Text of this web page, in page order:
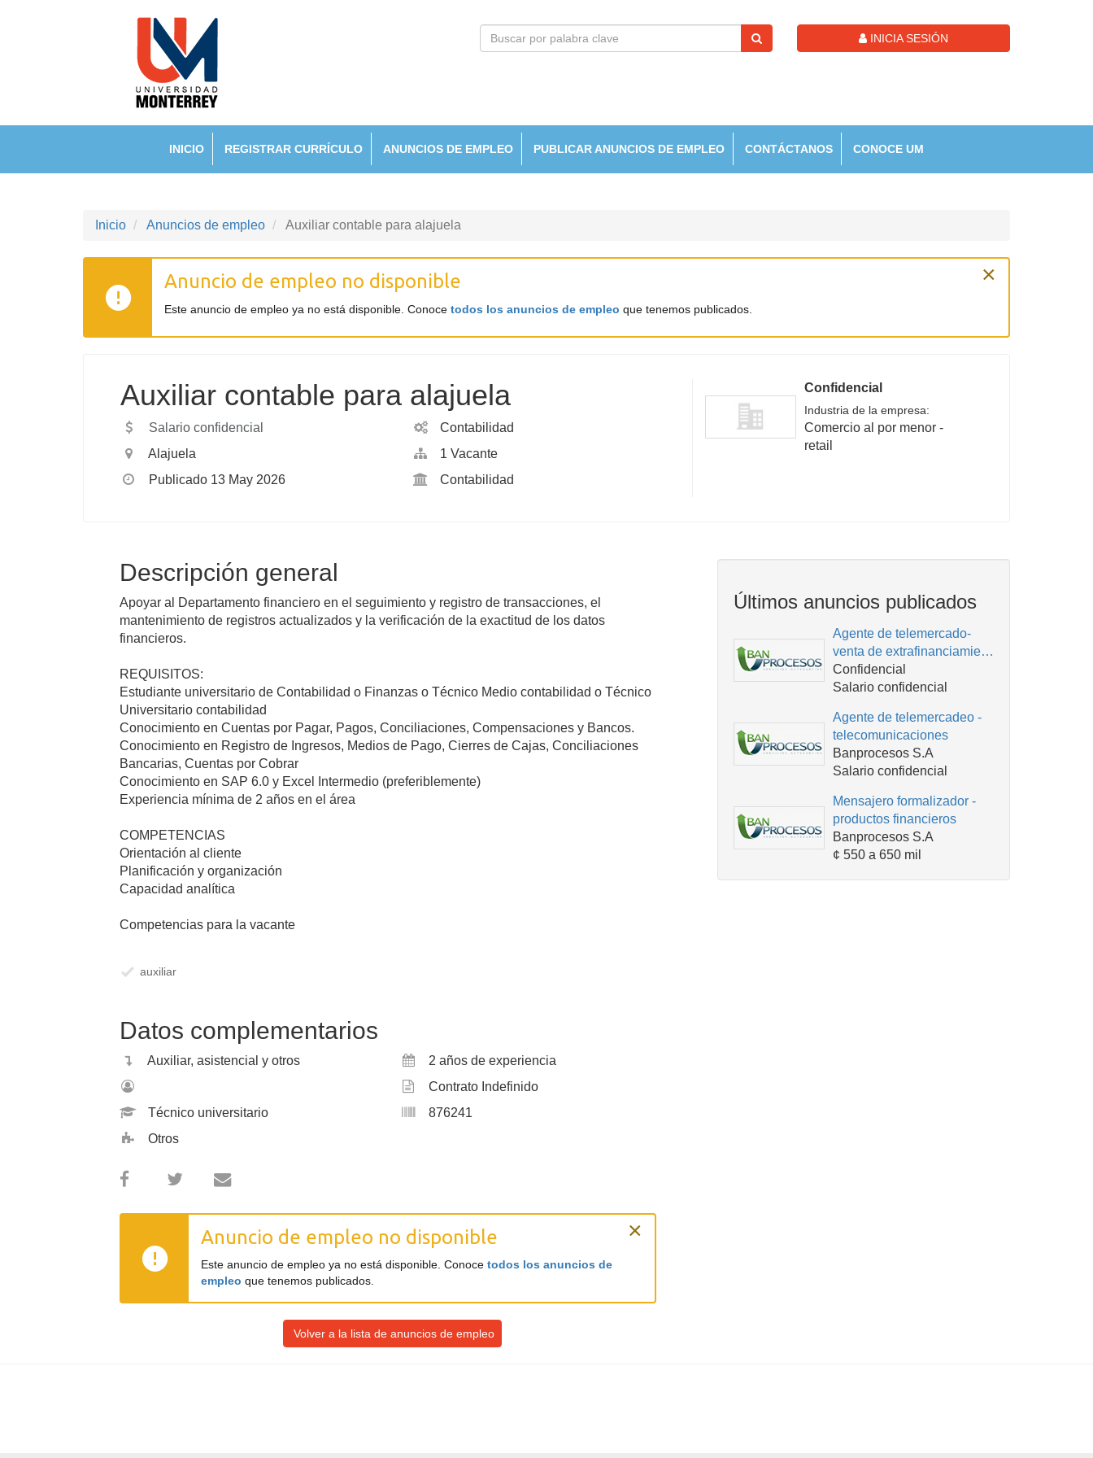
INICIA SESIÓN
INICIO REGISTRAR CURRÍCULO ANUNCIOS DE EMPLEO PUBLICAR ANUNCIOS DE EMPLEO CONTÁCTANOS CONOCE UM
Inicio Anuncios de empleo Auxiliar contable para alajuela
Anuncio de empleo no disponible
Este anuncio de empleo ya no está disponible. Conoce todos los anuncios de empleo que tenemos publicados.
×
Auxiliar contable para alajuela
Salario confidencial
Alajuela
Publicado 13 May 2026
Contabilidad
1 Vacante
Contabilidad
Confidencial
Industria de la empresa:
Comercio al por menor -
retail
Descripción general
Apoyar al Departamento financiero en el seguimiento y registro de transacciones, el
mantenimiento de registros actualizados y la verificación de la exactitud de los datos
financieros.
REQUISITOS:
Estudiante universitario de Contabilidad o Finanzas o Técnico Medio contabilidad o Técnico
Universitario contabilidad
Conocimiento en Cuentas por Pagar, Pagos, Conciliaciones, Compensaciones y Bancos.
Conocimiento en Registro de Ingresos, Medios de Pago, Cierres de Cajas, Conciliaciones
Bancarias, Cuentas por Cobrar
Conocimiento en SAP 6.0 y Excel Intermedio (preferiblemente)
Experiencia mínima de 2 años en el área
COMPETENCIAS
Orientación al cliente
Planificación y organización
Capacidad analítica
Competencias para la vacante
auxiliar
Datos complementarios
Auxiliar, asistencial y otros
Técnico universitario
Otros
2 años de experiencia
Contrato Indefinido
876241
Anuncio de empleo no disponible
Este anuncio de empleo ya no está disponible. Conoce todos los anuncios de
empleo que tenemos publicados.
×
Volver a la lista de anuncios de empleo
Últimos anuncios publicados
Agente de telemercado-
venta de extrafinanciamie…
Confidencial
Salario confidencial
Agente de telemercadeo -
telecomunicaciones
Banprocesos S.A
Salario confidencial
Mensajero formalizador -
productos financieros
Banprocesos S.A
¢ 550 a 650 mil